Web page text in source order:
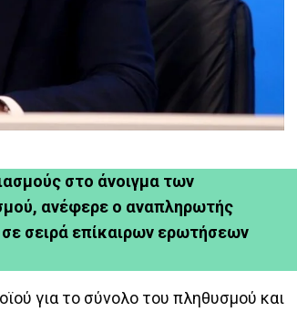
στο άνοιγμα των
ανέφερε ο αναπληρωτής
σειρά επίκαιρων ερωτήσεων
για το σύνολο του πληθυσμού και